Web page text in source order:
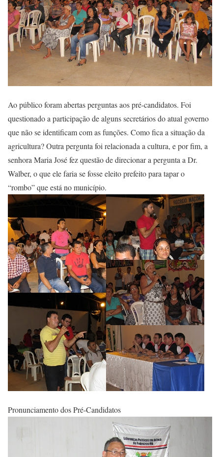
Ao público foram abertas perguntas aos pré-candidatos. Foi
questionado a participação de alguns secretários do atual governo
que não se identificam com as funções. Como fica a situação da
agricultura? Outra pergunta foi relacionada a cultura, e por fim, a
senhora Maria José fez questão de direcionar a pergunta a Dr.
Walber, o que ele faria se fosse eleito prefeito para tapar o
“rombo” que está no município.
Pronunciamento dos Pré-Candidatos